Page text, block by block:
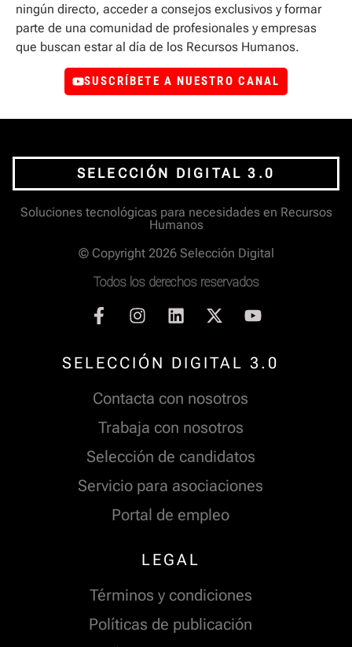
ningún directo, acceder a consejos exclusivos y formar
parte de una comunidad de profesionales y empresas
que buscan estar al día de los Recursos Humanos.
SUSCRÍBETE A NUESTRO CANAL
SELECCIÓN DIGITAL 3.0
Soluciones tecnológicas para necesidades en Recursos
Humanos
© Copyright 2026 Selección Digital
Todos los derechos reservados
SELECCIÓN DIGITAL 3.0
Contacta con nosotros
Trabaja con nosotros
Selección de candidatos
Servicio para asociaciones
Portal de empleo
LEGAL
Términos y condiciones
Políticas de publicación